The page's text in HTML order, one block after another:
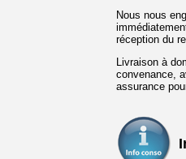
Nous nous
réception du
Livraison à
convenance,
assurance